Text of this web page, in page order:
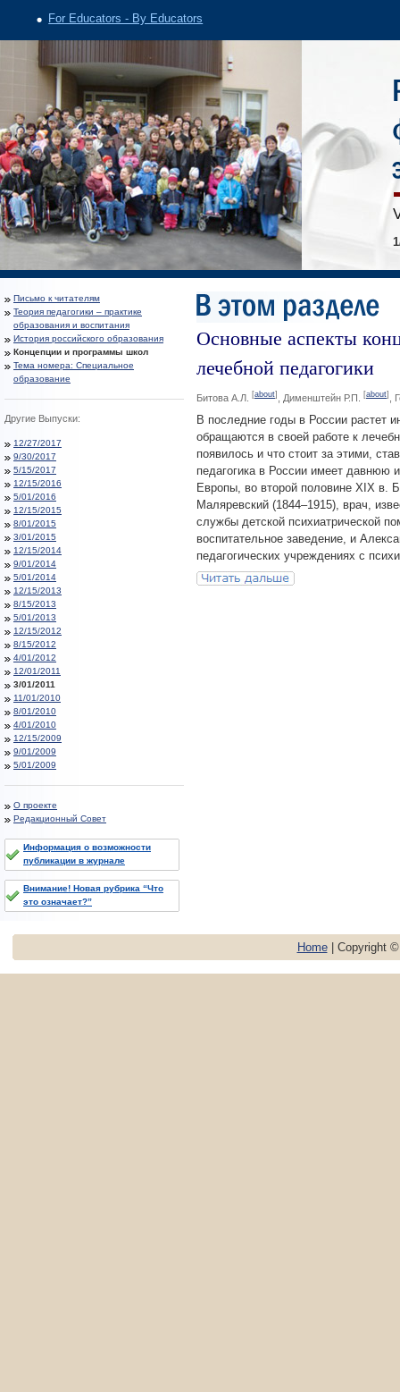
For Educators - By Educators
Письмо к читателям
Теория педагогики – практике
образования и воспитания
История российского образования
Концепции и программы школ
Тема номера: Специальное
образование
Другие Выпуски:
12/27/2017
9/30/2017
5/15/2017
12/15/2016
5/01/2016
12/15/2015
8/01/2015
3/01/2015
12/15/2014
9/01/2014
5/01/2014
12/15/2013
8/15/2013
5/01/2013
12/15/2012
8/15/2012
4/01/2012
12/01/2011
3/01/2011
11/01/2010
8/01/2010
4/01/2010
12/15/2009
9/01/2009
5/01/2009
О проекте
Редакционный Совет
Информация о возможности
публикации в журнале
Внимание! Новая рубрика “Что
это означает?”
Основные аспекты
лечебной педагогики
Битова А.Л. [about] , Дименштейн Р.П. [about] ,
В последние годы в России растет
обращаются в своей работе к
появилось и что стоит за этими,
педагогика в России имеет давнюю
Европы, во второй половине XIX в.
Маляревский (1844–1915), врач,
службы детской психиатрической
воспитательное заведение, и
педагогических учреждениях с
Home| Copyright ©